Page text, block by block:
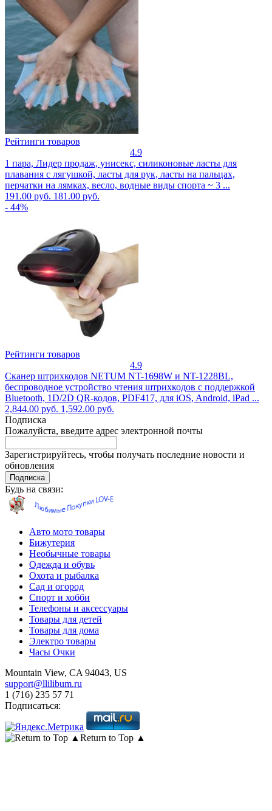
Рейтинги товаров
4.9
1 пара, Лидер продаж, унисекс, силиконовые ласты для
плавания с лягушкой, ласты для рук, ласты на пальцах,
перчатки на лямках, весло, водные виды спорта ~ 3 ...
191.00 руб. 181.00 руб.
- 44%
Рейтинги товаров
4.9
Сканер штрихкодов NETUM NT-1698W и NT-1228BL,
беспроводное устройство чтения штрихкодов с поддержкой
Bluetooth, 1D/2D QR-кодов, PDF417, для iOS, Android, iPad ...
2,844.00 руб. 1,592.00 руб.
Подписка
Пожалуйста, введите адрес электронной почты
Зарегистрируйтесь, чтобы получать последние новости и
обновления
Подписка
Будь на связи:
Авто мото товары
Бижутерия
Необычные товары
Одежда и обувь
Охота и рыбалка
Сад и огород
Спорт и хобби
Телефоны и аксессуары
Товары для детей
Товары для дома
Электро товары
Часы Очки
Mountain View, CA 94043, US
support@llilibum.ru
1 (716) 235 57 71
Подписаться:
Return to Top ▲